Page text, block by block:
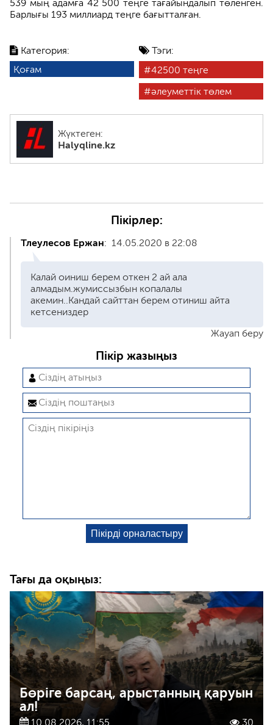
Категория:
Қоғам
Тэги:
42500 теңге
әлеуметтік төлем
Жүктеген:
Halyqline.kz
539 мың адамға 42 500 теңге тағайындалып төленген.
Барлығы 193 миллиард теңге бағытталған.
Пікірлер:
Тлеулесов Ержан: 14.05.2020 в 22:08
Калай оиниш берем откен 2 ай ала
алмадым.жумиссызбын копалалы
акемин..Кандай сайттан берем отиниш айта
кетсениздер
Жауап беру
Пікір жазыңыз
Тағы да оқыңыз:
Бөріге барсаң, арыстанның қаруын
ал!
10.08.2026, 11:55 30